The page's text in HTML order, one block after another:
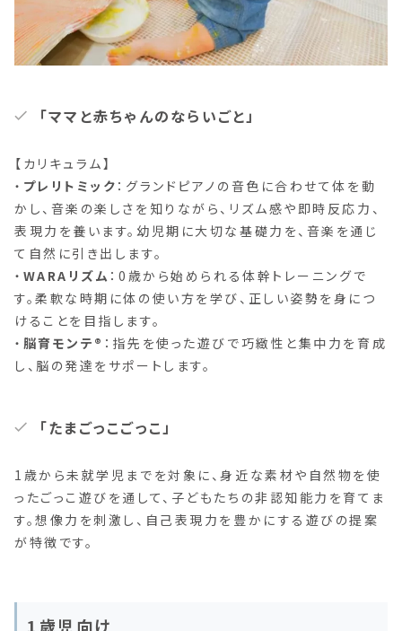
「ママと赤ちゃんのならいごと」
【カリキュラム】
・ プレリトミック ：グランドピアノの音色に合わせて体を動
かし、音楽の楽しさを知りながら、リズム感や即時反応力、
表現力を養います。幼児期に大切な基礎力を、音楽を通じ
て自然に引き出します。
・ WARAリズム ：0歳から始められる体幹トレーニングで
す。柔軟な時期に体の使い方を学び、正しい姿勢を身につ
けることを目指します。
・ 脳育モンテ® ：指先を使った遊びで巧緻性と集中力を育成
し、脳の発達をサポートします。
「たまごっこごっこ」
1歳から未就学児までを対象に、身近な素材や自然物を使
ったごっこ遊びを通して、子どもたちの非認知能力を育てま
す。想像力を刺激し、自己表現力を豊かにする遊びの提案
が特徴です。
1歳児向け